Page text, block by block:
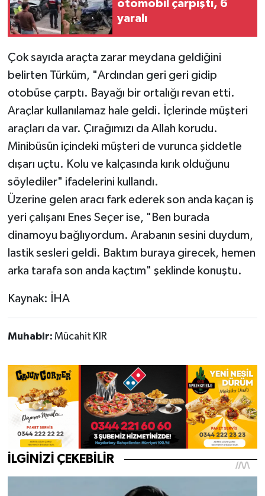
otomobil çarpıştı, 6
yaralı
Çok sayıda araçta zarar meydana geldiğini
belirten Türküm, "Ardından geri geri gidip
otobüse çarptı. Bayağı bir ortalığı revan etti.
Araçlar kullanılamaz hale geldi. İçlerinde müşteri
araçları da var. Çırağımızı da Allah korudu.
Minibüsün içindeki müşteri de vurunca şiddetle
dışarı uçtu. Kolu ve kalçasında kırık olduğunu
söylediler" ifadelerini kullandı.
Üzerine gelen aracı fark ederek son anda kaçan iş
yeri çalışanı Enes Seçer ise, "Ben burada
dinamoyu bağlıyordum. Arabanın sesini duydum,
lastik sesleri geldi. Baktım buraya girecek, hemen
arka tarafa son anda kaçtım" şeklinde konuştu.
Kaynak: İHA
Muhabir: Mücahit KIR